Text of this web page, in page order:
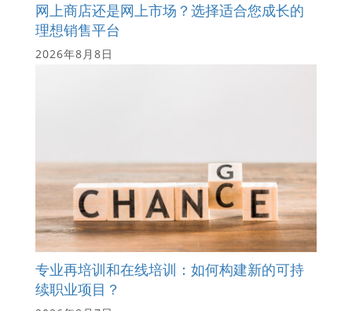
网上商店还是网上市场？选择适合您成长的
理想销售平台
2026年8月8日
专业再培训和在线培训：如何构建新的可持
续职业项目？